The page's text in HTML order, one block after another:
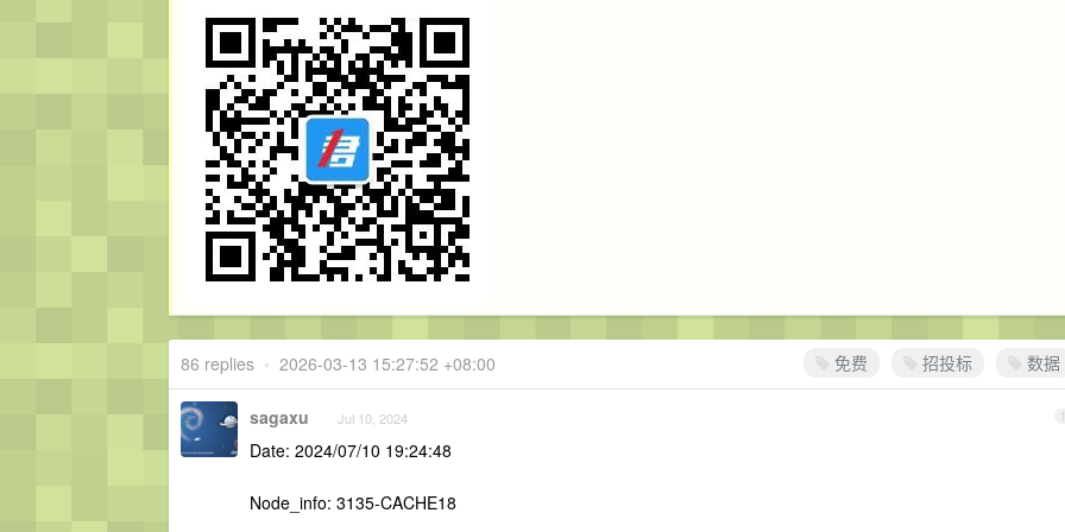
免费 招投标 数据
86 replies • 2026-03-13 15:27:52 +08:00
1
sagaxu Jul 10, 2024
Date: 2024/07/10 19:24:48
Node_info: 3135-CACHE18